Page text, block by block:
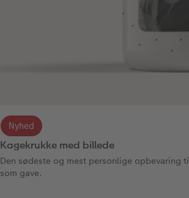
Kagekrukke med billede
Den sødeste og mest personlige
som gave.
Nyhed